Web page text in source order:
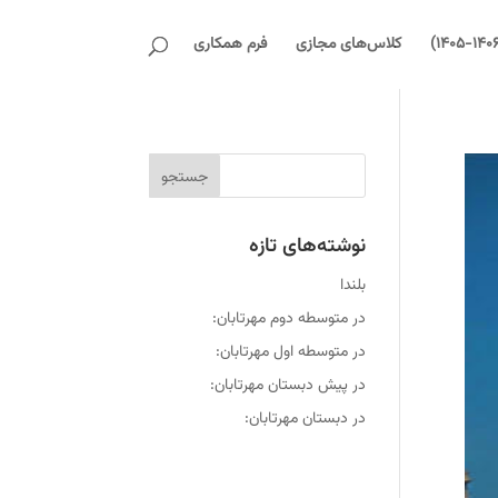
کلاس‌های مجازی فرم همکاری
نوشته‌های تازه
بلندا
در متوسطه دوم مهرتابان:
در متوسطه اول مهرتابان:
در پیش دبستان مهرتابان:
در دبستان مهرتابان: